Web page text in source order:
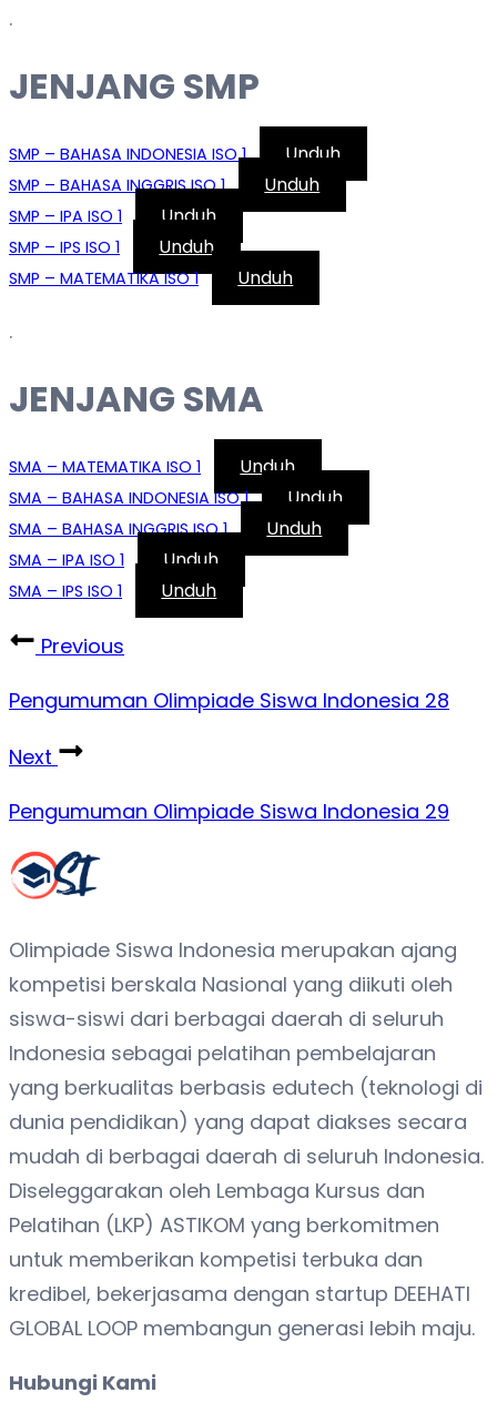
.
JENJANG SMP
SMP – BAHASA INDONESIA ISO 1 Unduh
SMP – BAHASA INGGRIS ISO 1 Unduh
SMP – IPA ISO 1 Unduh
SMP – IPS ISO 1 Unduh
SMP – MATEMATIKA ISO 1 Unduh
.
JENJANG SMA
SMA – MATEMATIKA ISO 1 Unduh
SMA – BAHASA INDONESIA ISO 1 Unduh
SMA – BAHASA INGGRIS ISO 1 Unduh
SMA – IPA ISO 1 Unduh
SMA – IPS ISO 1 Unduh
Previous
Pengumuman Olimpiade Siswa Indonesia 28
Next
Pengumuman Olimpiade Siswa Indonesia 29
Olimpiade Siswa Indonesia merupakan ajang
kompetisi berskala Nasional yang diikuti oleh
siswa-siswi dari berbagai daerah di seluruh
Indonesia sebagai pelatihan pembelajaran
yang berkualitas berbasis edutech (teknologi di
dunia pendidikan) yang dapat diakses secara
mudah di berbagai daerah di seluruh Indonesia.
Diseleggarakan oleh Lembaga Kursus dan
Pelatihan (LKP) ASTIKOM yang berkomitmen
untuk memberikan kompetisi terbuka dan
kredibel, bekerjasama dengan startup DEEHATI
GLOBAL LOOP membangun generasi lebih maju.
Hubungi Kami